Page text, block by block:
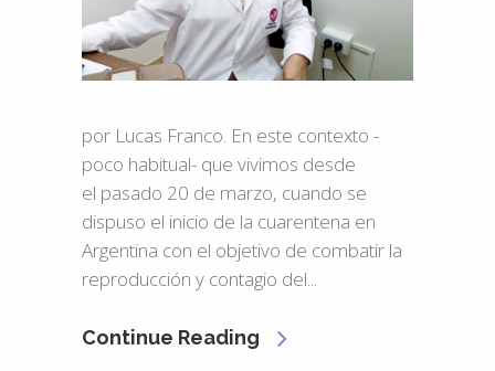
por Lucas Franco. En este contexto -
poco habitual- que vivimos desde
el pasado 20 de marzo, cuando se
dispuso el inicio de la cuarentena en
Argentina con el objetivo de combatir la
reproducción y contagio del...
Continue Reading